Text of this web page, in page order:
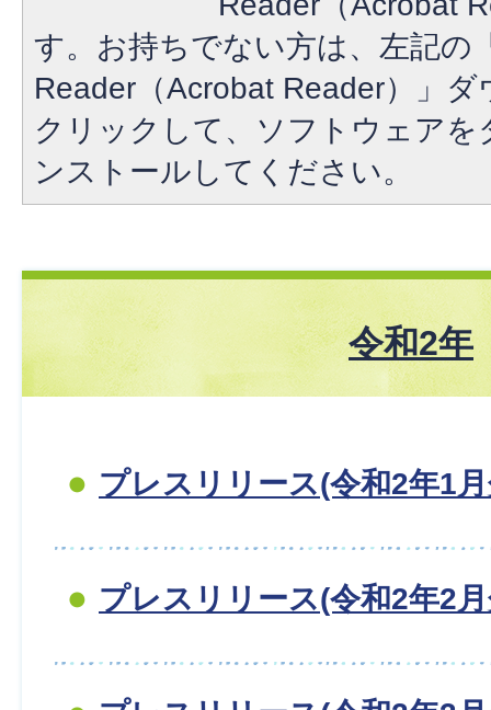
す。お持ちでない方は、左記の
Reader（Acrobat Reader）」
クリックして、ソフトウェア
ンストールしてください。
令和2年
プレスリリース(令和2年1
プレスリリース(令和2年2